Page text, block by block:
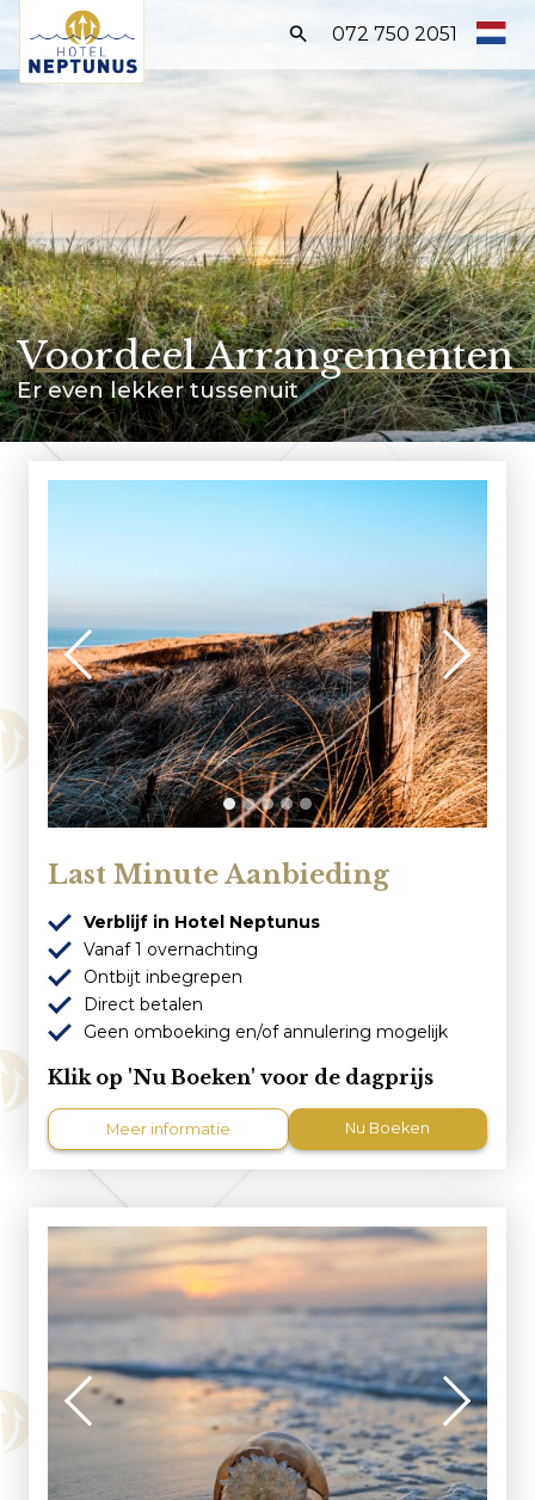
Zoeken:
072 750 2051
Kamers
Arrangementen
Faciliteiten
Ontdek Egmond
RESERVEER DIRECT
Route
Voordeel Arrangementen
Er even lekker tussenuit
Last Minute Aanbieding
Verblijf in Hotel Neptunus
Vanaf 1 overnachting
Ontbijt inbegrepen
Direct betalen
Geen omboeking en/of annulering mogelijk
Klik op 'Nu Boeken' voor de dagprijs
Meer informatie Nu Boeken